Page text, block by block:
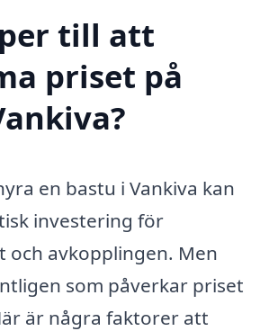
till att
priset på
en bastu i Vankiva kan
investering för
och avkopplingen. Men
som påverkar priset
är några faktorer att